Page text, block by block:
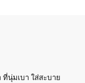
นุ่มเบา ใส่สะบาย